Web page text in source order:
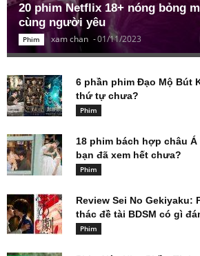
20 phim Netflix 18+ nóng bỏng
cùng người yêu
Phim xam chan -01/11/2023
6 phần phim Đạo Mộ Bút
thứ tự chưa?
Phim
18 phim bách hợp châu
bạn đã xem hết chưa?
Phim
Review Sei No Gekiyaku:
thác đề tài BDSM có gì
Phim